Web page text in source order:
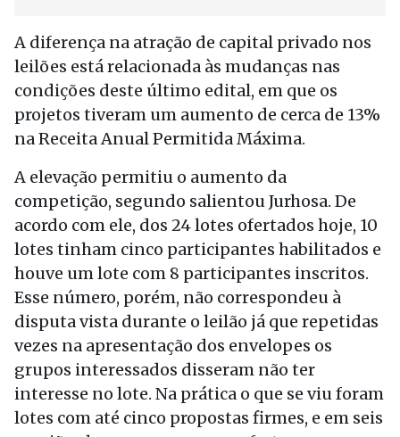
A diferença na atração de capital privado nos
leilões está relacionada às mudanças nas
condições deste último edital, em que os
projetos tiveram um aumento de cerca de 13%
na Receita Anual Permitida Máxima.
A elevação permitiu o aumento da
competição, segundo salientou Jurhosa. De
acordo com ele, dos 24 lotes ofertados hoje, 10
lotes tinham cinco participantes habilitados e
houve um lote com 8 participantes inscritos.
Esse número, porém, não correspondeu à
disputa vista durante o leilão já que repetidas
vezes na apresentação dos envelopes os
grupos interessados disseram não ter
interesse no lote. Na prática o que se viu foram
lotes com até cinco propostas firmes, e em seis